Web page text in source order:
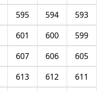
593
594
595
599
600
601
605
606
607
611
612
613